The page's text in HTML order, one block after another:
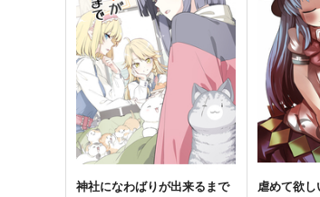
神社になわばりが出来るまで
虐めて欲し